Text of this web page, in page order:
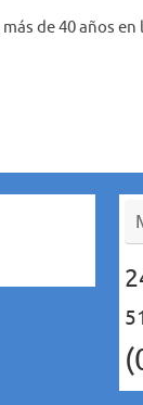
de 40 años en